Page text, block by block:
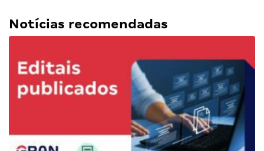
Notícias recomendadas